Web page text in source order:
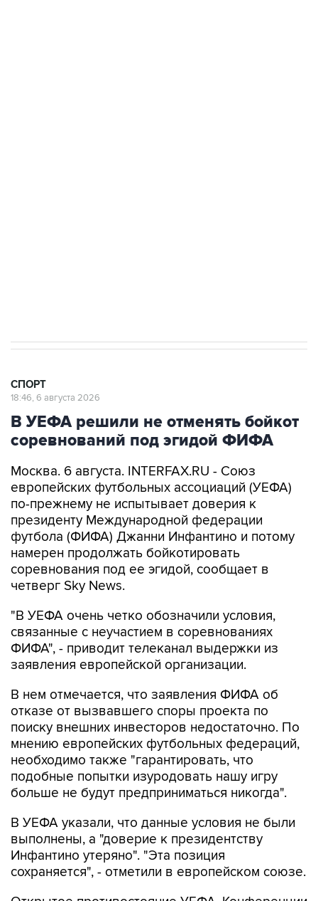
СПОРТ
18:46, 6 августа 2026
В УЕФА решили не отменять бойкот
соревнований под эгидой ФИФА
Москва. 6 августа. INTERFAX.RU - Союз
европейских футбольных ассоциаций (УЕФА)
по-прежнему не испытывает доверия к
президенту Международной федерации
футбола (ФИФА) Джанни Инфантино и потому
намерен продолжать бойкотировать
соревнования под ее эгидой, сообщает в
четверг Sky News.
"В УЕФА очень четко обозначили условия,
связанные с неучастием в соревнованиях
ФИФА", - приводит телеканал выдержки из
заявления европейской организации.
В нем отмечается, что заявления ФИФА об
отказе от вызвавшего споры проекта по
поиску внешних инвесторов недостаточно. По
мнению европейских футбольных федераций,
необходимо также "гарантировать, что
подобные попытки изуродовать нашу игру
больше не будут предприниматься никогда".
В УЕФА указали, что данные условия не были
выполнены, а "доверие к президентству
Инфантино утеряно". "Эта позиция
сохраняется", - отметили в европейском союзе.